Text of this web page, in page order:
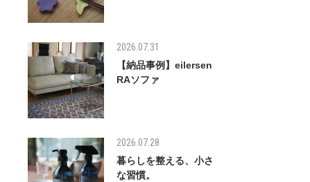
2026.07.31
【納品事例】eilersen
RAソファ
2026.07.28
暮らしを整える、小さ
な習慣。